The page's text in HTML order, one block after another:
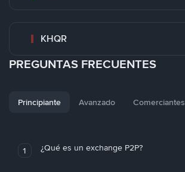
KHQR
PREGUNTAS FRECUENTES
Principiante Avanzado Comerciantes
1 ¿Qué es un exchange P2P?